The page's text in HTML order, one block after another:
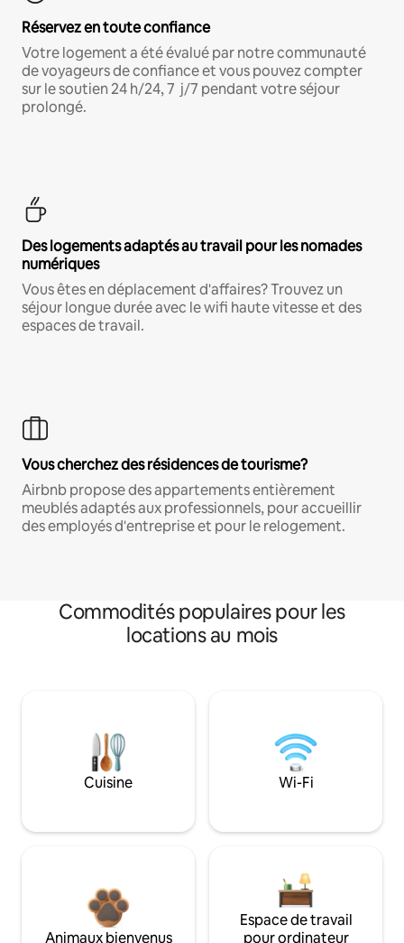
Réservez en toute confiance
Votre logement a été évalué par notre communauté
de voyageurs de confiance et vous pouvez compter
sur le soutien 24 h/24, 7 j/7 pendant votre séjour
prolongé.
Des logements adaptés au travail pour les nomades
numériques
Vous êtes en déplacement d'affaires? Trouvez un
séjour longue durée avec le wifi haute vitesse et des
espaces de travail.
Vous cherchez des résidences de tourisme?
Airbnb propose des appartements entièrement
meublés adaptés aux professionnels, pour accueillir
des employés d'entreprise et pour le relogement.
Commodités populaires pour les
locations au mois
Cuisine Wi-Fi
Animaux bienvenus
Espace de travail
pour ordinateur